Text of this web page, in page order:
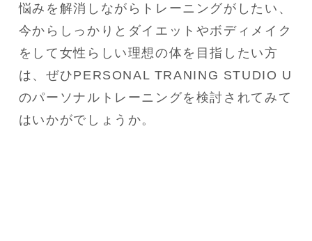
悩みを解消しながらトレーニングがしたい、
今からしっかりとダイエットやボディメイク
をして女性らしい理想の体を目指したい方
は、ぜひPERSONAL TRANING STUDIO U
のパーソナルトレーニングを検討されてみて
はいかがでしょうか。